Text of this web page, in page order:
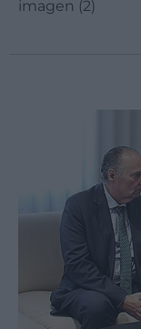
imagen (2)